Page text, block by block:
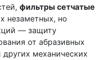
фильтры сетчатые
незаметных, но
— защиту
от абразивных
механических